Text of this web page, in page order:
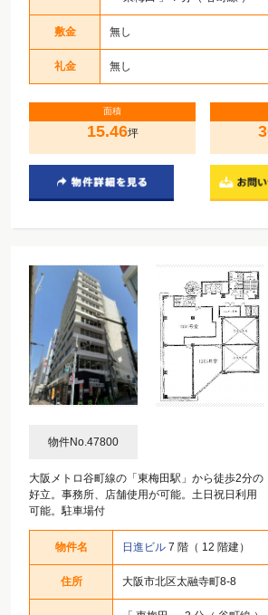
敷金 無し
礼金 無し
面積
15.46坪
物件No.47800
大阪メトロ谷町線の「東梅田駅」から徒歩2分の
好立。事務所、店舗使用が可能。土日祝日利用
可能。駐車場付
物件名 日進ビル 7 階（ 12 階建）
住所 大阪市北区太融寺町8-8